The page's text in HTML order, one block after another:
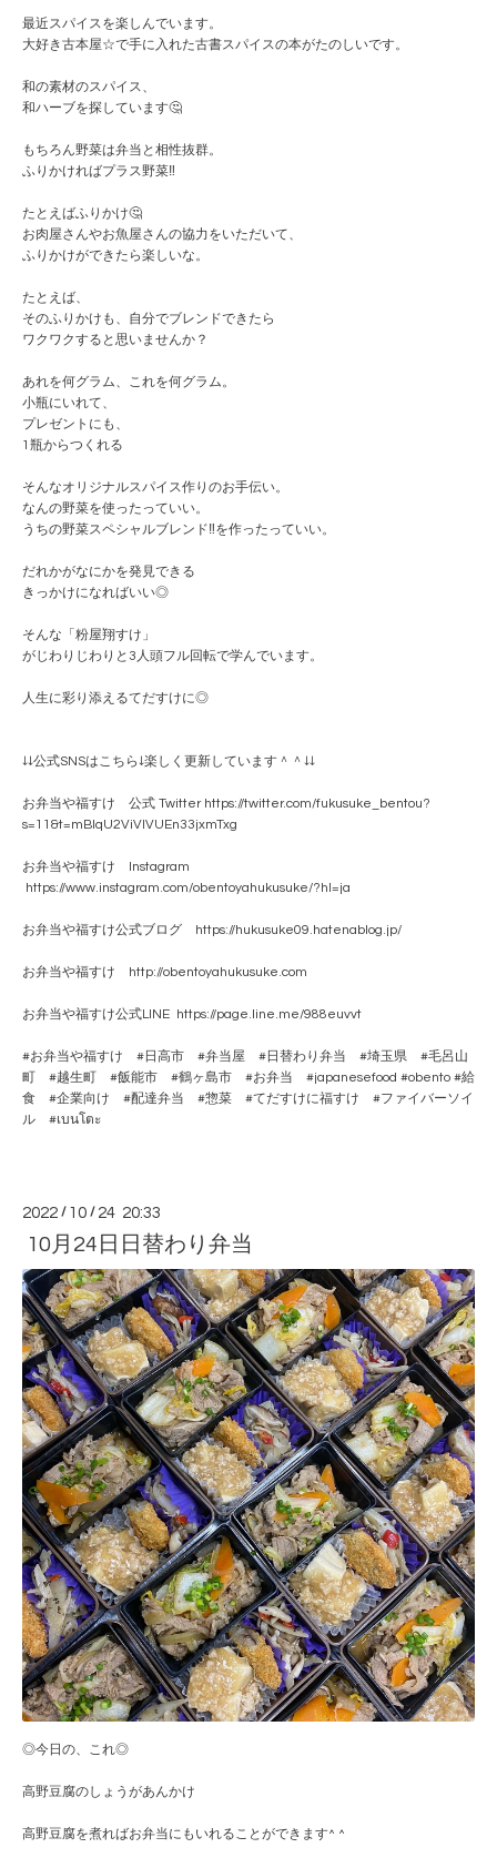
最近スパイスを楽しんでいます。
大好き古本屋☆で手に入れた古書スパイスの本がたのしいです。
和の素材のスパイス、
和ハーブを探しています🤔
もちろん野菜は弁当と相性抜群。
ふりかければプラス野菜‼️
たとえばふりかけ🤔
お肉屋さんやお魚屋さんの協力をいただいて、
ふりかけができたら楽しいな。
たとえば、
そのふりかけも、自分でブレンドできたら
ワクワクすると思いませんか？
あれを何グラム、これを何グラム。
小瓶にいれて、
プレゼントにも、
1瓶からつくれる
そんなオリジナルスパイス作りのお手伝い。
なんの野菜を使ったっていい。
うちの野菜スペシャルブレンド‼️を作ったっていい。
だれかがなにかを発見できる
きっかけになればいい◎
そんな「粉屋翔すけ」
がじわりじわりと3人頭フル回転で学んでいます。
人生に彩り添えるてだすけに◎
↓↓公式SNSはこちら↓楽しく更新しています＾＾↓↓
お弁当や福すけ 公式 Twitter https://twitter.com/fukusuke_bentou?
s=11&t=mBlqU2ViVlVUEn33jxmTxg
お弁当や福すけ Instagram
https://www.instagram.com/obentoyahukusuke/?hl=ja
お弁当や福すけ公式ブログ https://hukusuke09.hatenablog.jp/
お弁当や福すけ http://obentoyahukusuke.com
お弁当や福すけ公式LINE https://page.line.me/988euvvt
#お弁当や福すけ #日高市 #弁当屋 #日替わり弁当 #埼玉県 #毛呂山
町 #越生町 #飯能市 #鶴ヶ島市 #お弁当 #japanesefood #obento #給
食 #企業向け #配達弁当 #惣菜 #てだすけに福すけ #ファイバーソイ
ル #เบนโตะ
2022 / 10 / 24 20:33
10月24日日替わり弁当
◎今日の、これ◎
高野豆腐のしょうがあんかけ
高野豆腐を煮ればお弁当にもいれることができます^ ^